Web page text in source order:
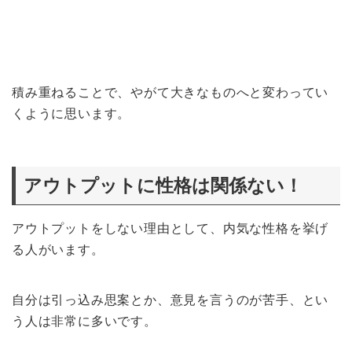
積み重ねることで、やがて大きなものへと変わってい
くように思います。
アウトプットに性格は関係ない！
アウトプットをしない理由として、内気な性格を挙げ
る人がいます。
自分は引っ込み思案とか、意見を言うのが苦手、とい
う人は非常に多いです。